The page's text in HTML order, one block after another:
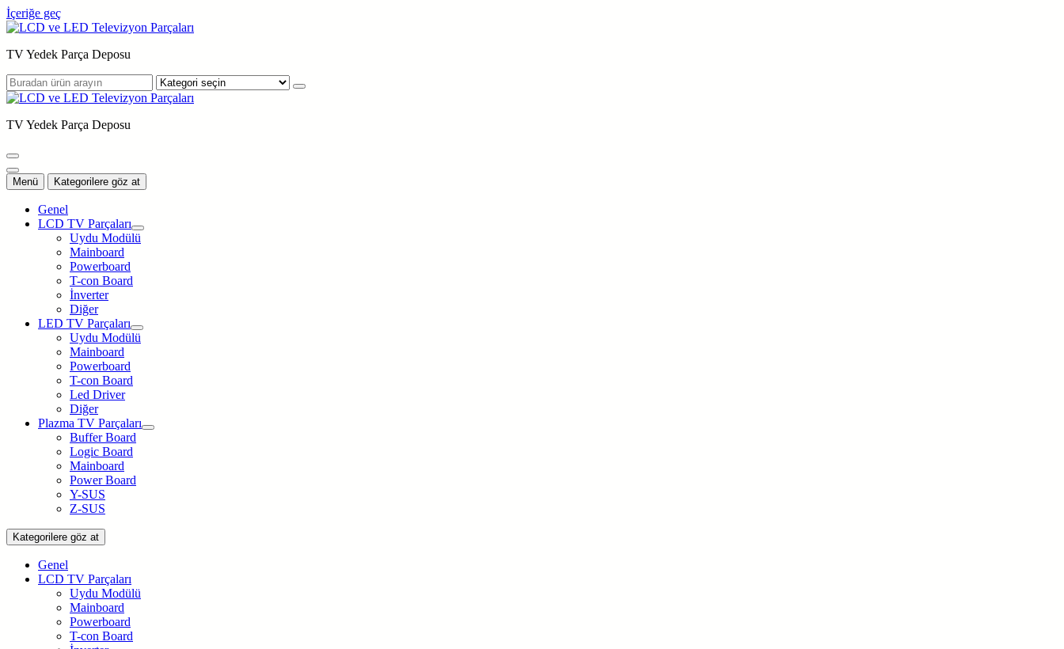
İçeriğe geç
TV Yedek Parça Deposu
TV Yedek Parça Deposu
Menü Kategorilere göz at
Genel
LCD TV Parçaları
Uydu Modülü
Mainboard
Powerboard
T-con Board
İnverter
Diğer
LED TV Parçaları
Uydu Modülü
Mainboard
Powerboard
T-con Board
Led Driver
Diğer
Plazma TV Parçaları
Buffer Board
Logic Board
Mainboard
Power Board
Y-SUS
Z-SUS
Kategorilere göz at
Genel
LCD TV Parçaları
Uydu Modülü
Mainboard
Powerboard
T-con Board